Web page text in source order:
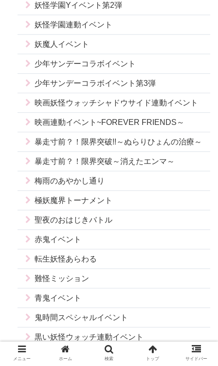
妖怪学園Yイベント第2弾
妖怪学園連動イベント
妖魔人イベント
少年サンデーコラボイベント
少年サンデーコラボイベント第3弾
映画妖怪ウォッチシャドウサイド連動イベント
映画連動イベント~FOREVER FRIENDS～
暴走寸前？！限界突破!!～ぬらりひょんの治療～
暴走寸前？！限界突破～消えたエンマ～
梅雨のあやかし通り
極妖魔界トーナメント
聖夜のおはじきバトル
赤鬼イベント
転生妖怪あらわる
難怪ミッション
青鬼イベント
鬼時間スペシャルイベント
黒い妖怪ウォッチ連動イベント
黒い妖怪ウォッチ～参上！ブラックダイヤニャン
メニュー ホーム 検索 トップ サイドバー